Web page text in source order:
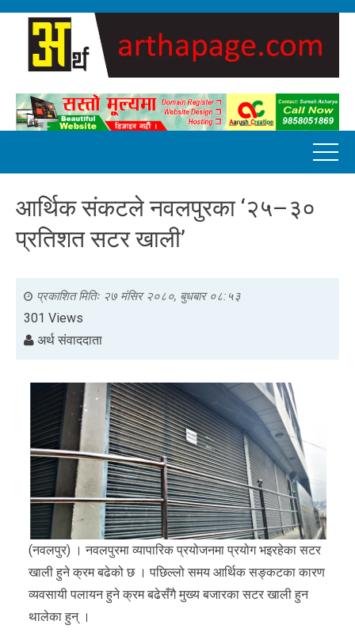
आर्थिक संकटले नवलपुरका ‘२५–३०
प्रतिशत सटर खाली’
प्रकाशित मितिः २७ मंसिर २०८०, बुधबार ०८:५३
301 Views
अर्थ संवाददाता
(नवलपुर) । नवलपुरमा व्यापारिक प्रयोजनमा प्रयोग भइरहेका सटर
खाली हुने क्रम बढेको छ । पछिल्लो समय आर्थिक सङ्कटका कारण
व्यवसायी पलायन हुने क्रम बढेसँगै मुख्य बजारका सटर खाली हुन
थालेका हुन् ।